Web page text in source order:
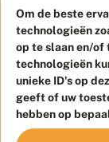
Om de beste
technologieën
op te slaan en/of
technologieën
unieke ID's op
geeft of uw
hebben op
t
v
o
o
j
a
a
r
actief.
Sommige
daarvan
zijn
schitterend
gekleurd.
Twee
daarvan,...
li
n
d
e
r
s
s
t
o
om
te
onderzoeken
welke
nachtvlinders
ergens
voorkomen:
met